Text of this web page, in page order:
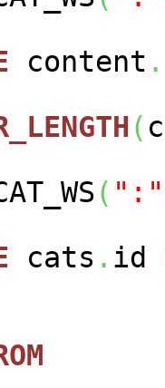
content .
(
( ":"
cats . id